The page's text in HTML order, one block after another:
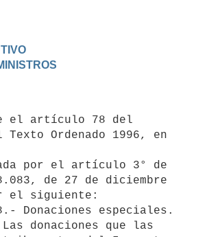
el artículo 78 del
Ordenado 1996, en
por el artículo 3° de
de 27 de diciembre
el siguiente:
Donaciones especiales.
donaciones que las